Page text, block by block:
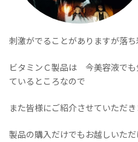
刺激がでることがありますが落
ビタミンＣ製品は 今美容液でも
ているところなので
また皆様にご紹介させていただき
製品の購入だけでもお越しいた